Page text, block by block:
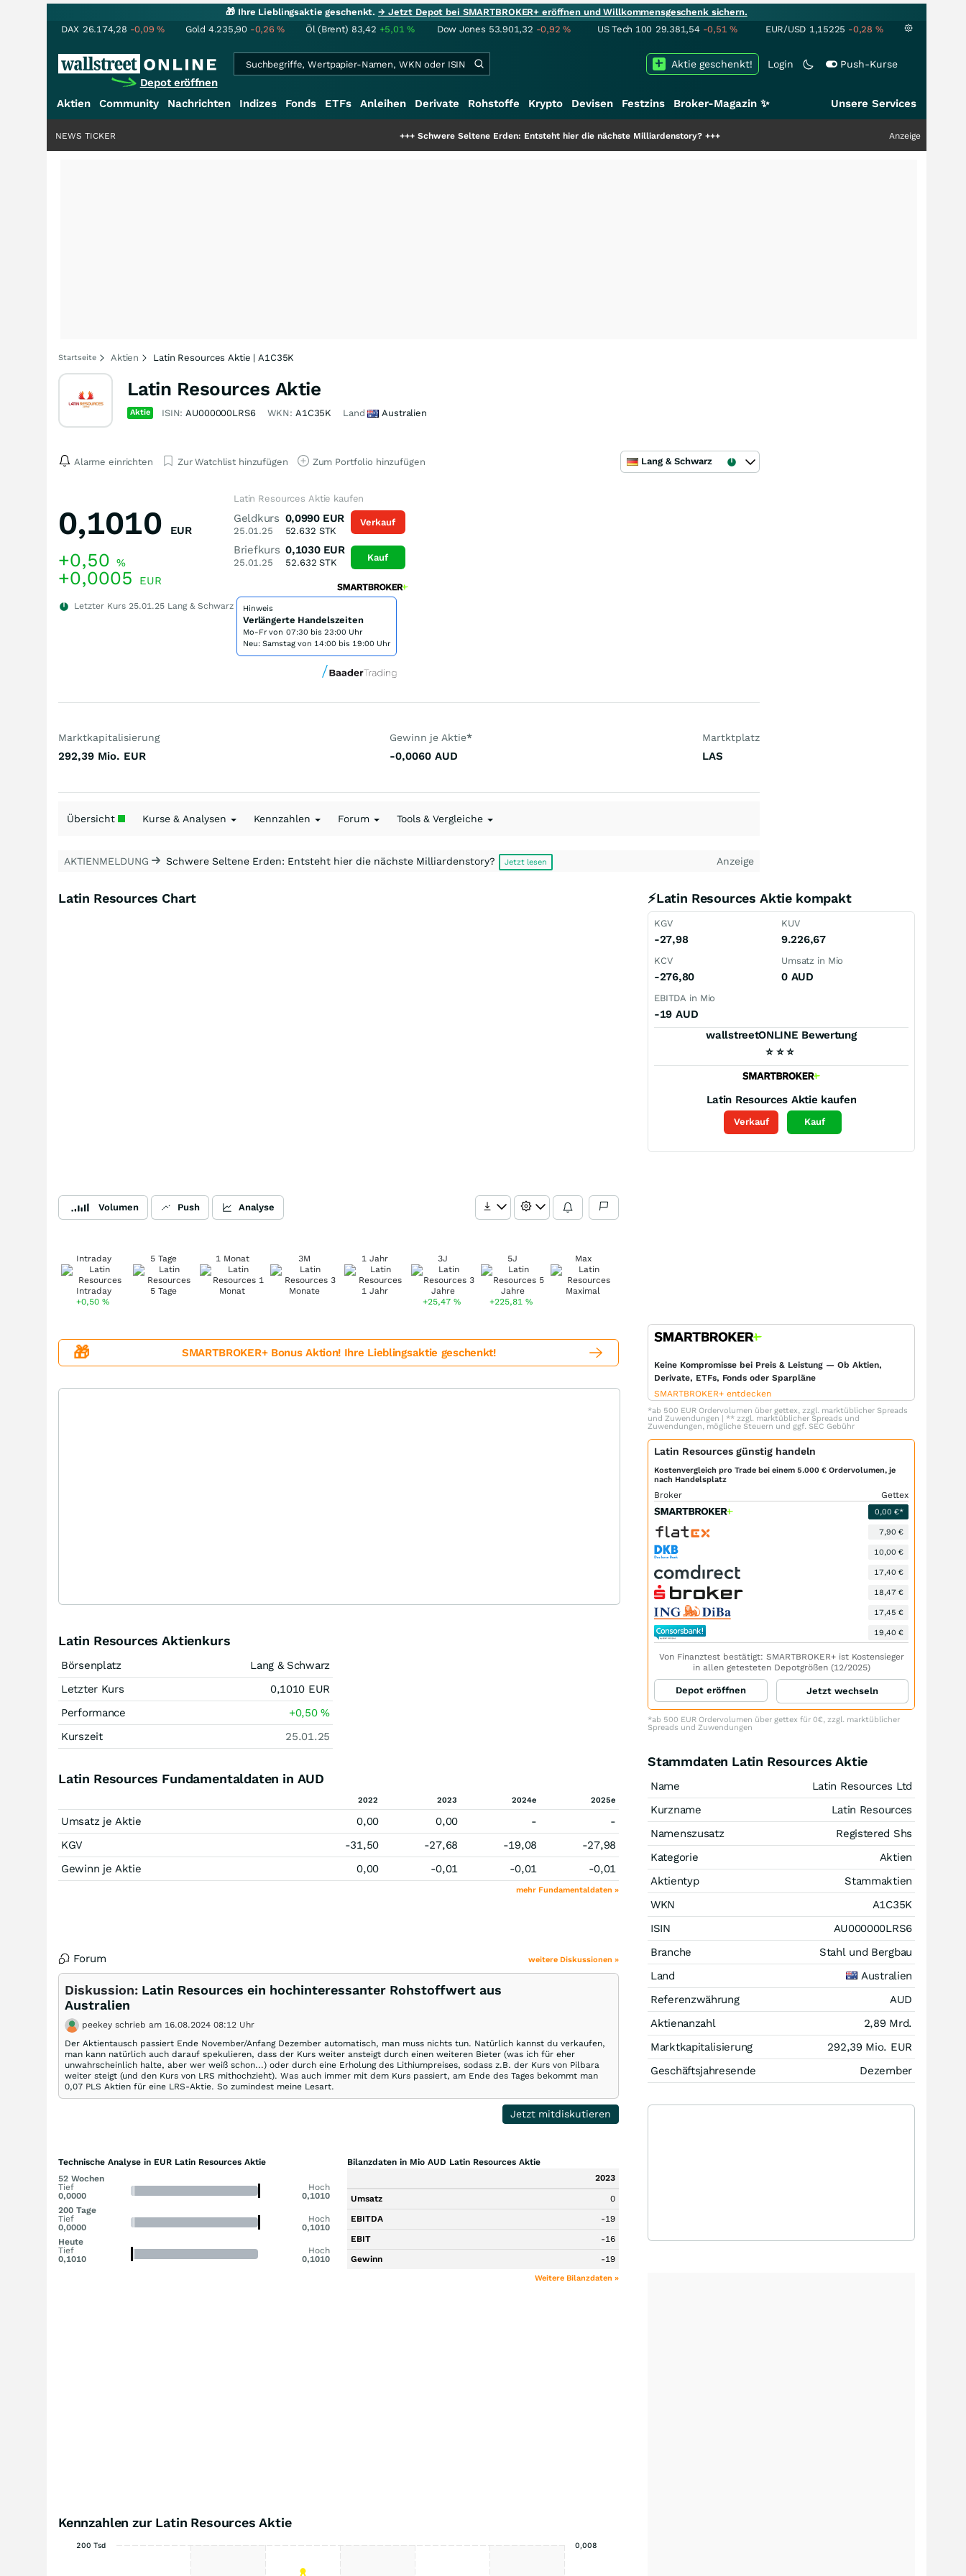
🎁 Ihre Lieblingsaktie geschenkt.→ Jetzt Depot bei SMARTBROKER+ eröffnen und Willkommensgeschenk sichern.
DAX 26.174,28 -0,09% Gold 4.235,90 -0,26% Öl (Brent) 83,42 +5,01% Dow Jones 53.901,32 -0,92% US Tech 100 29.381,54 -0,51% EUR/USD 1,15225 -0,28 %
Depot eröffnen
Login Push-Kurse
Aktie geschenkt!
Aktien Community Nachrichten Indizes Fonds ETFs Anleihen Derivate Rohstoffe Krypto Devisen Festzins Broker-Magazin ✨ Unsere Services
Schwere Seltene Erden: Entsteht hier die nächste Milliardenstory?+++ Anzeige
NEWS TICKER
Startseite Aktien Latin Resources Aktie | A1C35K
Latin Resources Aktie
Aktie ISIN:AU000000LRS6 WKN: A1C35K Land Australien
Alarme einrichten Zur Watchlist hinzufügen Zum Portfolio hinzufügen Lang & Schwarz
0,1010 EUR
+0,50 %
+0,0005 EUR
Letzter Kurs 25.01.25 Lang & Schwarz
Latin Resources Aktie kaufen
Geldkurs
25.01.25
0,0990 EUR
52.632 STK
Briefkurs
25.01.25
0,1030 EUR
52.632 STK
Verkauf
Kauf
Hinweis
Verlängerte Handelszeiten
Mo-Fr von 07:30 bis 23:00 Uhr
Neu: Samstag von 14:00 bis 19:00 Uhr
Marktkapitalisierung
292,39 Mio. EUR
Gewinn je Aktie*
-0,0060 AUD
Martktplatz
LAS
Übersicht Kurse & Analysen Kennzahlen Forum Tools & Vergleiche
AKTIENMELDUNG Schwere Seltene Erden: Entsteht hier die nächste Milliardenstory? Jetzt lesen Anzeige
Latin Resources Chart
Volumen Push Analyse
Intraday
+0,50 %
5 Tage 1 Monat 3M 1 Jahr 3J
+25,47 %
5J
+225,81%
Max
⚡Latin Resources Aktie kompakt
KGV
-27,98
KUV
9.226,67
KCV
-276,80
Umsatz in Mio
0 AUD
EBITDA in Mio
-19 AUD
wallstreetONLINE Bewertung
⭐ ⭐ ⭐
Latin Resources Aktie kaufen
Verkauf Kauf
🎁 SMARTBROKER+ Bonus Aktion! Ihre Lieblingsaktie geschenkt!
Latin Resources Aktienkurs
Börsenplatz
Lang & Schwarz
Letzter Kurs
0,1010 EUR
Performance
+0,50%
Kurszeit
25.01.25
Latin Resources Fundamentaldaten in AUD
2022 2023 2024e 2025e
Umsatz je Aktie 0,00 0,00 -
-
KGV
-31,50 -27,68 -19,08
-27,98
Gewinn je Aktie
0,00 -0,01 -0,01 -0,01
mehr Fundamentaldaten »
Forum weitere Diskussionen »
Diskussion: Latin Resources ein hochinteressanter Rohstoffwert aus
Australien
peekey schrieb am 16.08.2024 08:12 Uhr
Der Aktientausch passiert Ende November/Anfang Dezember automatisch, man muss nichts tun. Natürlich kannst du verkaufen,
man kann natürlich auch darauf spekulieren, dass der Kurs weiter ansteigt durch einen weiteren Bieter (was ich für eher
unwahrscheinlich halte, aber wer weiß schon...) oder durch eine Erholung des Lithiumpreises, sodass z.B. der Kurs von Pilbara
weiter steigt (und den Kurs von LRS mithochzieht). Was auch immer mit dem Kurs passiert, am Ende des Tages bekommt man
0,07 PLS Aktien für eine LRS-Aktie. So zumindest meine Lesart.
Jetzt mitdiskutieren
Technische Analyse in EUR Latin Resources Aktie
52 Wochen
Tief
0,0000
Hoch
0,1010
200 Tage
Tief
0,0000
Hoch
0,1010
Heute
Tief
0,1010
Hoch
0,1010
Bilanzdaten in Mio AUD Latin Resources Aktie
2023
Umsatz
0
EBITDA
-19
EBIT
-16
Gewinn
-19
Weitere Bilanzdaten »
Kennzahlen zur Latin Resources Aktie
200 Tsd 0,008
Keine Kompromisse bei Preis & Leistung — Ob Aktien,
Derivate, ETFs, Fonds oder Sparpläne
SMARTBROKER+ entdecken
*ab 500 EUR Ordervolumen über gettex, zzgl. marktüblicher Spreads
und Zuwendungen | ** zzgl. marktüblicher Spreads und
Zuwendungen, mögliche Steuern und ggf. SEC Gebühr
Latin Resources günstig handeln
Kostenvergleich pro Trade bei einem 5.000 € Ordervolumen, je
nach Handelsplatz
Broker Gettex
0,00 €*
7,90 €
10,00 €
17,40 €
18,47 €
17,45 €
19,40 €
Von Finanztest bestätigt: SMARTBROKER+ ist Kostensieger
in allen getesteten Depotgrößen (12/2025)
Depot eröffnen Jetzt wechseln
*ab 500 EUR Ordervolumen über gettex für 0€, zzgl. marktüblicher
Spreads und Zuwendungen
Stammdaten Latin Resources Aktie
Name
Latin Resources Ltd
Kurzname
Latin Resources
Namenszusatz
Registered Shs
Kategorie
Aktien
Aktientyp
Stammaktien
WKN
A1C35K
ISIN
AU000000LRS6
Branche
Stahl und Bergbau
Land
Australien
Referenzwährung
AUD
Aktienanzahl
2,89 Mrd.
Marktkapitalisierung
292,39 Mio. EUR
Geschäftsjahresende
Dezember